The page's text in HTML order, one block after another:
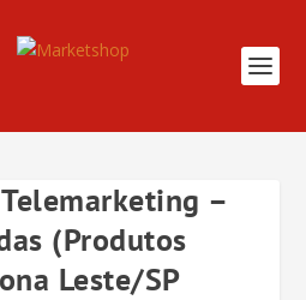
–
(Produtos
Leste/SP